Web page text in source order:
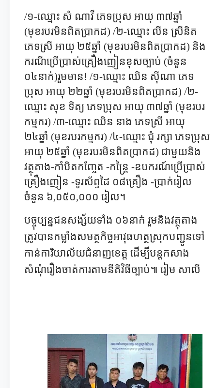
/១-​ឈ្មោះ សំ ណាវី ភេទប្រុស អាយុ ៣៧ឆ្នាំ
(មុខរបរមិនពិតប្រាកដ) /២-​ឈ្មោះ លីន ស្រីនិត
ភេទស្រី អាយុ ២៥ឆ្នាំ (មុខរបរមិនពិតប្រាកដ) និង
ករណីប្រើប្រាស់គ្រឿងញៀនខុសច្បាប់ (ចំនួន
០៤នាក់)រួមមាន! /១-​ឈ្មោះ ឈិន សុីណា ភេទ
ប្រុស អាយុ ២២ឆ្នាំ (មុខរបរមិនពិតប្រាកដ) /២-​
ឈ្មោះ សុខ ទិត្យ ភេទប្រុស អាយុ ៣៧ឆ្នាំ (មុខរបរ
កម្មករ) /៣-​ឈ្មោះ ឈិន នាង ភេទស្រី អាយុ
២៤ឆ្នាំ (មុខរបរកម្មករ) /៤-ឈ្មោះ ជុំ រក្សា ភេទប្រុស
អាយុ ២៥ឆ្នាំ (មុខរបរមិនពិតប្រាកដ) ជាមួយនិង​
វត្ថុតាង-​កាំបិតកញ្ចែត -​កន្ត្រៃ -ឧបករណ៍ប្រើប្រាស់
គ្រឿងញៀន -​ទូរស័ព្ទដៃ ០៨គ្រឿង -​ប្រាក់រៀល
ចំនួន ៦,០៥០,០០០ រៀល។
​បច្ចុប្បន្នជនសង្ស័យទាំង ០៦នាក់ រួមនិងវត្ថុតាង
ត្រូវបានកម្លាំងសមត្ថកិច្ចអាវុធហត្ថស្រុកបញ្ជូនទៅ
កាន់ការិយាល័យជំនាញខេត្ត ដើម្បីបន្តកសាង
សំណុំរឿងចាត់ការតាមនីតិវិធីច្បាប់៕ រៀម សាលី